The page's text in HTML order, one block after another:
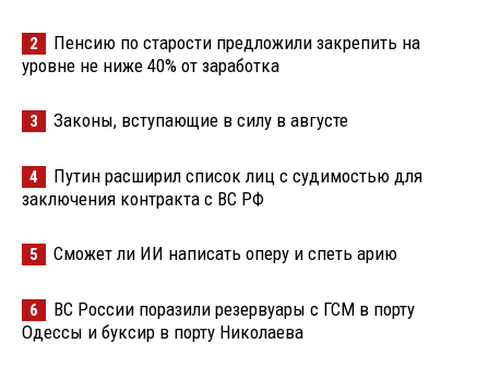
2
Пенсию по старости предложили закрепить на
уровне не ниже 40% от заработка
3 Законы, вступающие в силу в августе
4
Путин расширил список лиц с судимостью для
заключения контракта с ВС РФ
5 Сможет ли ИИ написать оперу и спеть арию
6
ВС России поразили резервуары с ГСМ в порту
Одессы и буксир в порту Николаева